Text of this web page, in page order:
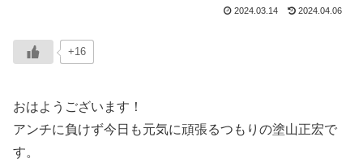
2024.03.14 2024.04.06
+16
おはようございます！
アンチに負けず今日も元気に頑張るつもりの塗山正宏で
す。